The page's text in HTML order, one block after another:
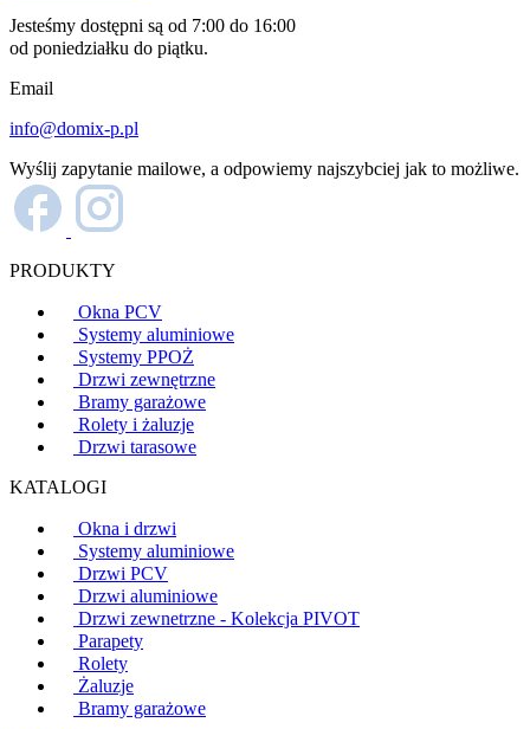
Jesteśmy dostępni są od 7:00 do 16:00
od poniedziałku do piątku.
Email
info@domix-p.pl
Wyślij zapytanie mailowe, a odpowiemy najszybciej jak to możliwe.
PRODUKTY
Okna PCV
Systemy aluminiowe
Systemy PPOŻ
Drzwi zewnętrzne
Bramy garażowe
Rolety i żaluzje
Drzwi tarasowe
KATALOGI
Okna i drzwi
Systemy aluminiowe
Drzwi PCV
Drzwi aluminiowe
Drzwi zewnetrzne - Kolekcja PIVOT
Parapety
Rolety
Żaluzje
Bramy garażowe